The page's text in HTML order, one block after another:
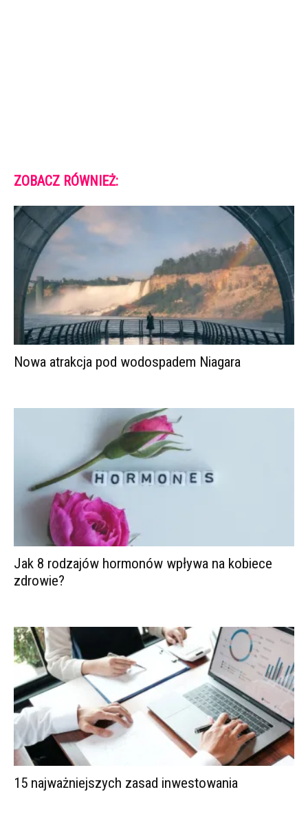
ZOBACZ RÓWNIEŻ:
Nowa atrakcja pod wodospadem Niagara
Jak 8 rodzajów hormonów wpływa na kobiece
zdrowie?
15 najważniejszych zasad inwestowania